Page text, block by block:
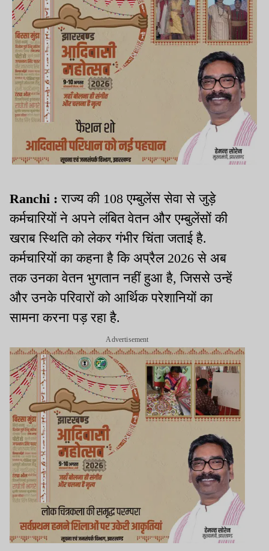
Ranchi :राज्य की 108 एम्बुलेंस सेवा से जुड़े
कर्मचारियों ने अपने लंबित वेतन और एम्बुलेंसों की
खराब स्थिति को लेकर गंभीर चिंता जताई है.
कर्मचारियों का कहना है कि अप्रैल 2026 से अब
तक उनका वेतन भुगतान नहीं हुआ है, जिससे उन्हें
और उनके परिवारों को आर्थिक परेशानियों का
सामना करना पड़ रहा है.
Advertisement